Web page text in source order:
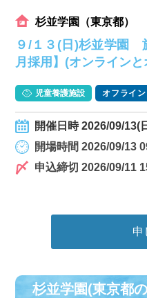
杉並学園（東京都）
９/１３(日)杉並学園
月採用】(オンライン
児童養護施設 オフライ
開催日時 2026/09/13(
開場時間 2026/09/13
申込締切 2026/09/11
申
杉並学園(東京都